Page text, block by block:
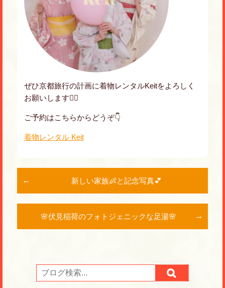
ぜひ京都旅行の計画に着物レンタルKeitをよろしく
お願いします💁‍♀️
ご予約はこちらからどうぞ👇
着物レンタル Keit
新しい家族👶と記念写真💕
🌸伏見稲荷のフォトジェニックな足湯🌸